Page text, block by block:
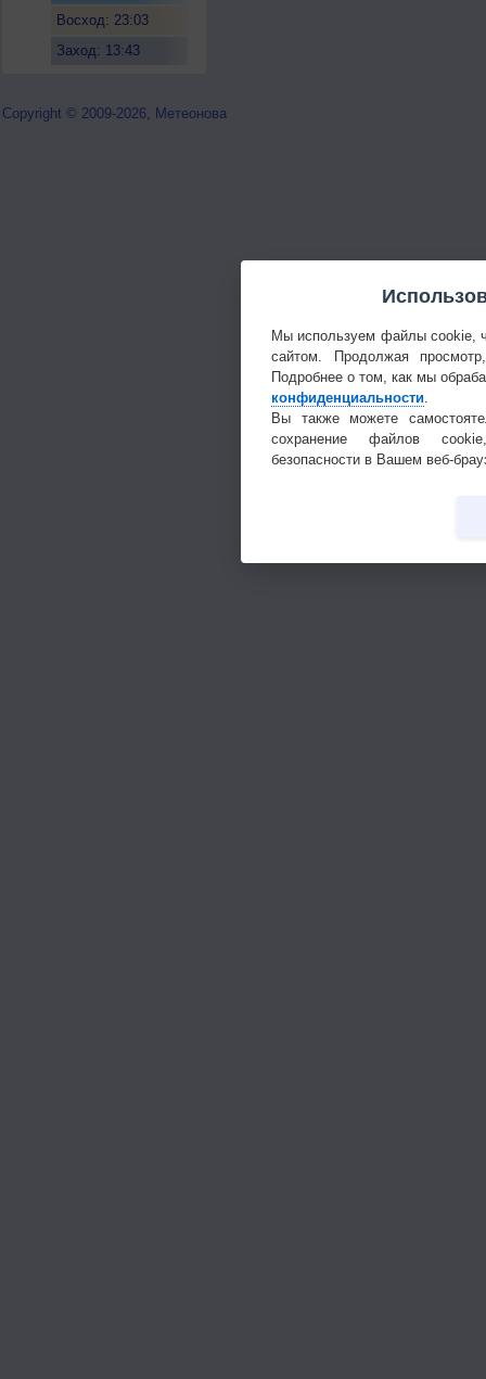
Восход: 23:03
Заход: 13:43
Copyright © 2009-2026, Метеонова
Мы используем файлы cookie,
сайтом. Продолжая
Подробнее о том, как мы
конфиденциальности
Вы также можете
сохранение файлов
безопасности в Вашем веб-